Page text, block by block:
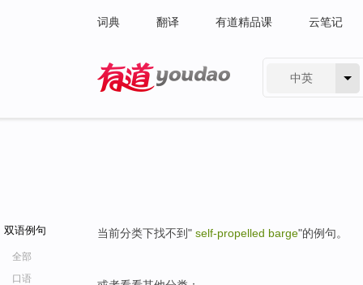
词典 翻译 有道精品课 云笔记
中英
双语例句
全部
口语
当前分类下找不到" self-propelled barge"的例句。